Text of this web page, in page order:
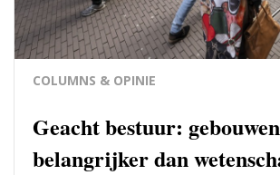
COLUMNS & OPINIE
Geacht bestuur:
belangrijker dan